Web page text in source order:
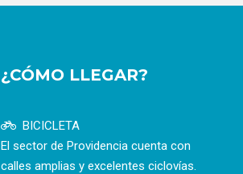
¿CÓMO LLEGAR?
BICICLETA
El sector de Providencia cuenta con
calles amplias y excelentes ciclovías.